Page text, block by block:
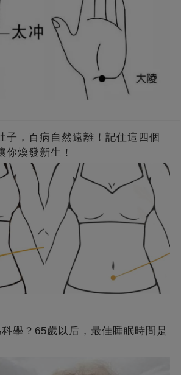
子，百病自然遠離！記住這四個
你煥發新生！
學？65歲以后，最佳睡眠時間是